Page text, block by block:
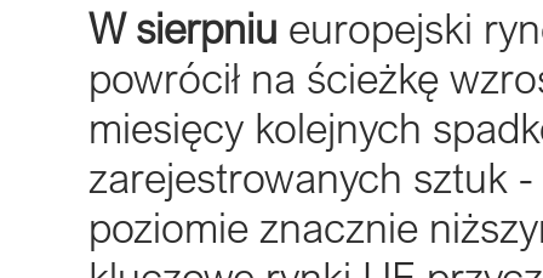
W sierpniu europejski
powrócił na ścieżkę
miesięcy kolejnych
zarejestrowanych sztuk
poziomie znacznie